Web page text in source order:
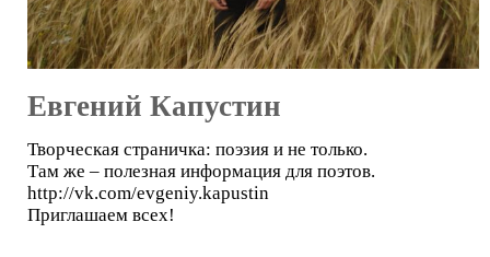
Евгений Капустин
Творческая страничка: поэзия и не только.
Там же – полезная информация для поэтов.
http://vk.com/evgeniy.kapustin
Приглашаем всех!